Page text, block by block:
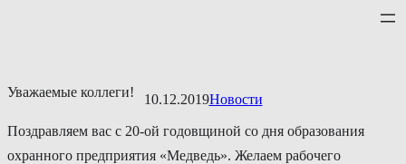
10.12.2019Новости
Уважаемые коллеги!
Поздравляем вас с 20-ой годовщиной со дня образования
охранного предприятия «Медведь». Желаем рабочего